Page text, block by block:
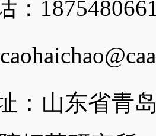
：
：山东省青